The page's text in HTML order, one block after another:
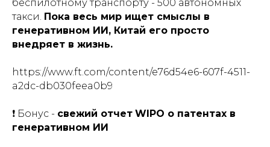
беспилотному транспорту - 500 автономных
такси. Пока весь мир ищет смыслы в
генеративном ИИ, Китай его просто
внедряет в жизнь.
https://www.ft.com/content/e76d54e6-607f-4511-
a2dc-db030feea0b9
❗️ Бонус - свежий отчет WIPO о патентах в
генеративном ИИ